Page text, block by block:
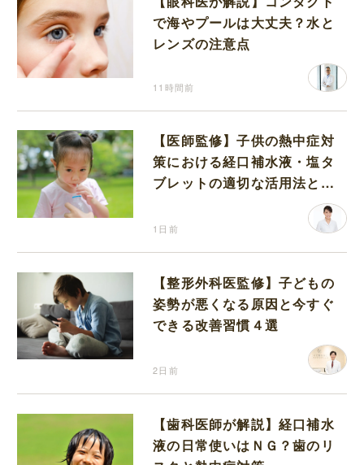
で海やプールは大丈夫？水と
レンズの注意点
11時間前
【医師監修】子供の熱中症対
策における経口補水液・塩タ
ブレットの適切な活用法と水
1日前
【整形外科医監修】子どもの
姿勢が悪くなる原因と今すぐ
できる改善習慣４選
2日前
【歯科医師が解説】経口補水
液の日常使いはＮＧ？歯のリ